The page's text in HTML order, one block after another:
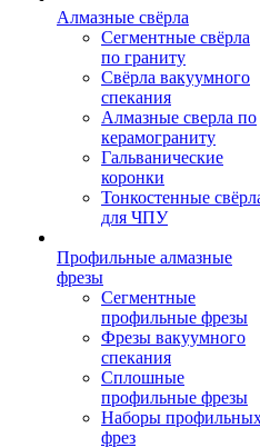
Алмазные свёрла
Сегментные свёрла
по граниту
Свёрла вакуумного
спекания
Алмазные сверла по
керамограниту
Гальванические
коронки
Тонкостенные
для ЧПУ
Профильные алмазные
фрезы
Сегментные
профильные фрезы
Фрезы вакуумного
спекания
Сплошные
профильные фрезы
Наборы
фрез